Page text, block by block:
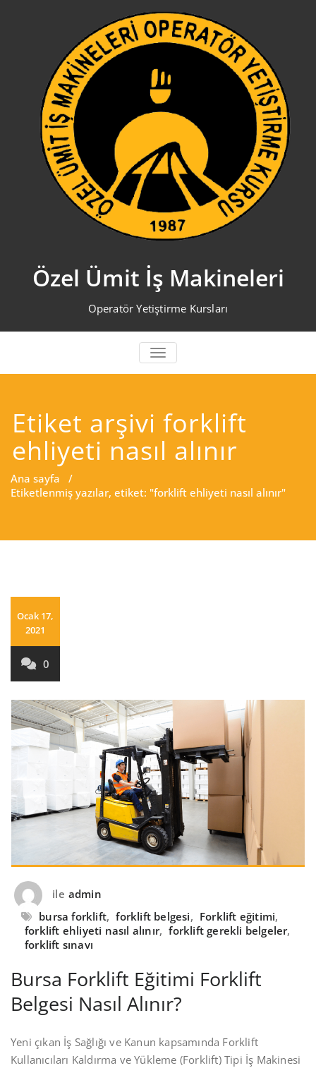
Özel Ümit İş Makineleri
Operatör Yetiştirme Kursları
MENÜYÜ DEĞIŞTIR
Etiket arşivi forklift
ehliyeti nasıl alınır
Ana sayfa /
Etiketlenmiş yazılar, etiket: "forklift ehliyeti nasıl alınır"
Ocak 17,
2021
0
ile admin
bursa forklift, forklift belgesi, Forklift eğitimi,
forklift ehliyeti nasıl alınır, forklift gerekli belgeler,
forklift sınavı
Bursa Forklift Eğitimi Forklift
Belgesi Nasıl Alınır?
Yeni çıkan İş Sağlığı ve Kanun kapsamında Forklift
Kullanıcıları Kaldırma ve Yükleme (Forklift) Tipi İş Makinesi